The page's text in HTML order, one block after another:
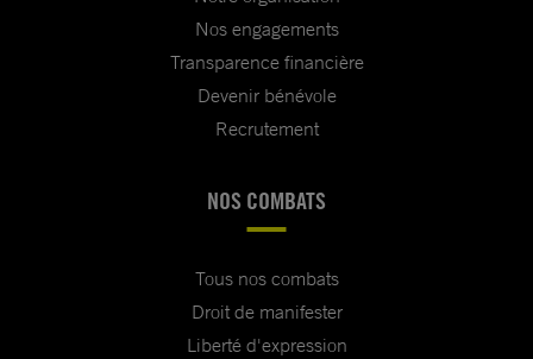
Nos engagements
Transparence financière
Devenir bénévole
Recrutement
NOS COMBATS
Tous nos combats
Droit de manifester
Liberté d'expression